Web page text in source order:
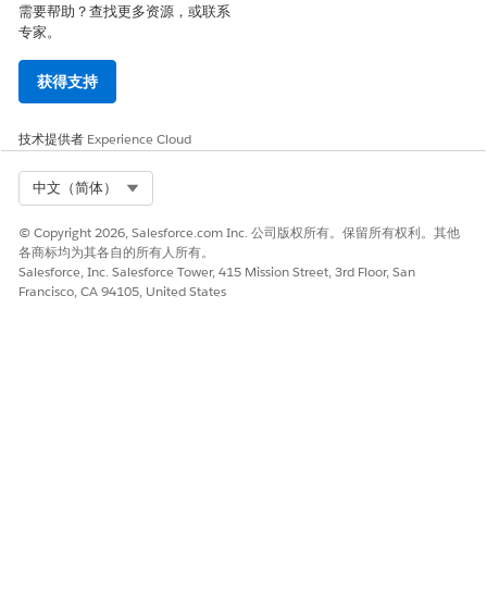
选择 新建。
输入工作类型代码集捆绑包记录的名称。例如,
对于父级，指定要为其选择计划系统的走访类型。
对于计划系统
要指定 Salesforce Scheduler，请选择
要指定外部 EHR 系统，请选择外部。
需要帮助？查找更多资源，或联系
专家。
获得支持
技术提供者 Experience Cloud
中文（简体）
© Copyright 2026, Salesforce.com Inc. 公司版权所有。保留所有权利。其他
各商标均为其各自的所有人所有。
Salesforce, Inc. Salesforce Tower, 415 Mission Street, 3rd Floor, San
Francisco, CA 94105, United States